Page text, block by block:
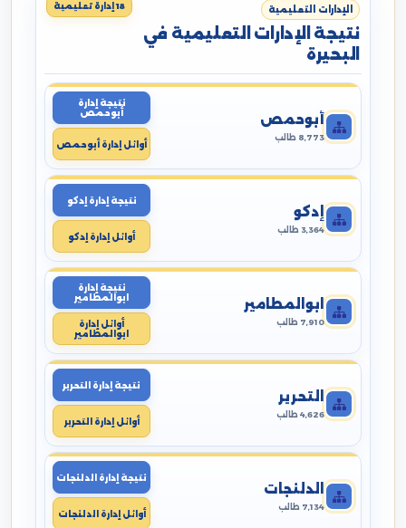
الإدارات التعليمية
نتيجة الإدارات التعليمية في
البحيرة
18 إدارة تعليمية
أبوحمص
8,773 طالب
نتيجة إدارة
أبوحمص
أوائل إدارة أبوحمص
إدكو
3,364 طالب
نتيجة إدارة إدكو
أوائل إدارة إدكو
ابوالمطامير
7,910 طالب
نتيجة إدارة
ابوالمطامير
أوائل إدارة
ابوالمطامير
التحرير
4,626 طالب
نتيجة إدارة التحرير
أوائل إدارة التحرير
الدلنجات
7,134 طالب
نتيجة إدارة الدلنجات
أوائل إدارة الدلنجات